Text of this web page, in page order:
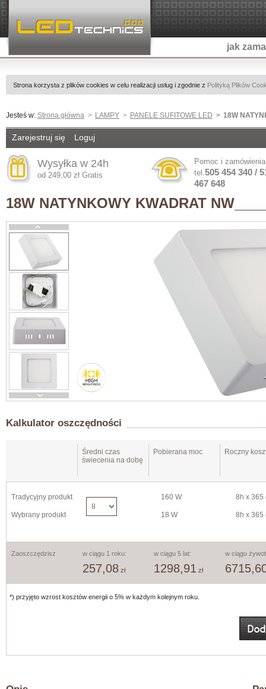
jak
Strona korzysta z plików cookies w celu realizacji usług i zgodnie z Polityką Plików
Jesteś w: Strona główna LAMPY PANELE SUFITOWE LED 18W
Zarejestruj się Loguj
Wysyłka w 24h
od 249,00 zł Gratis
Pomoc i zamówienia
tel. 505 454 340 /
467 648
18W NATYNKOWY KWADRAT NW
Kalkulator oszczędności
Średni czas
świecenia na dobę
Pobierana moc Roczny
Tradycyjny produkt
Wybrany produkt
160 W
18 W
8h x 365
8h x 365
Zaoszczędzisz w ciągu 1 roku:
257,08 zł
w ciągu 5 lat:
1298,91 zł
w ciągu
*) przyjęto wzrost kosztów energii o 5% w każdym kolejnym roku.